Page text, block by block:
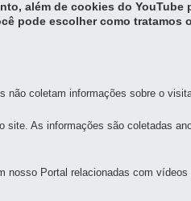
além de cookies do YouTube
pode escolher como tratamos
não coletam informações sobre o
As informações são coletadas
nosso Portal relacionadas com